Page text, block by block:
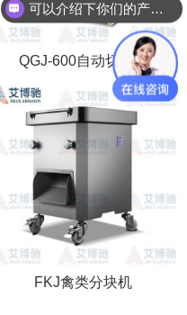
QGJ-600自动切骨机
FKJ禽类分块机
可以介绍下你们的产品么